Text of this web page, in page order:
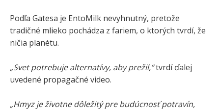
Podľa Gatesa je EntoMilk nevyhnutný, pretože
tradičné mlieko pochádza z fariem, o ktorých tvrdí, že
ničia planétu.
„Svet potrebuje alternatívy, aby prežil,“tvrdí ďalej
uvedené propagačné video.
„Hmyz je životne dôležitý pre budúcnosť potravín,